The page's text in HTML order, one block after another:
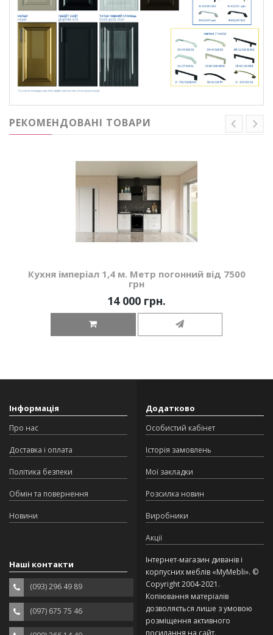
РЕКОМЕНДОВАНІ ТОВАРИ
Кухня імперіал 1,4 м. Метр погонний від 7500
грн
14 000 грн.
Інформація
Про нас
Доставка і оплата
Політика безпеки
Обмін та повернення
Новини
Додатково
Особистий кабінет
Історія замовлень
Мої закладки
Розсилка новин
Виробники
Акції
Наші контакти
(093) 296 49 89
(097) 675 75 46
Інтернет-магазин диванів і
корпусних меблів «MyMebli». ©
Copyright 2004-2021.
Копіювання матеріалів
дозволяється лише з умовою
розміщення активного